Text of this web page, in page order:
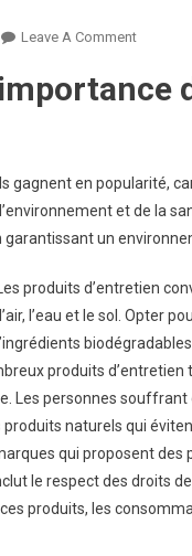
Leave A CommentOn
Les
Pour
La
Maison
gagnent en popularité,
et de la
un
Les produits d’entretien
l’eau et le sol. Opter
produits
Les personnes souffrant
naturels qui
qui proposent
le respect des droits
produits, les